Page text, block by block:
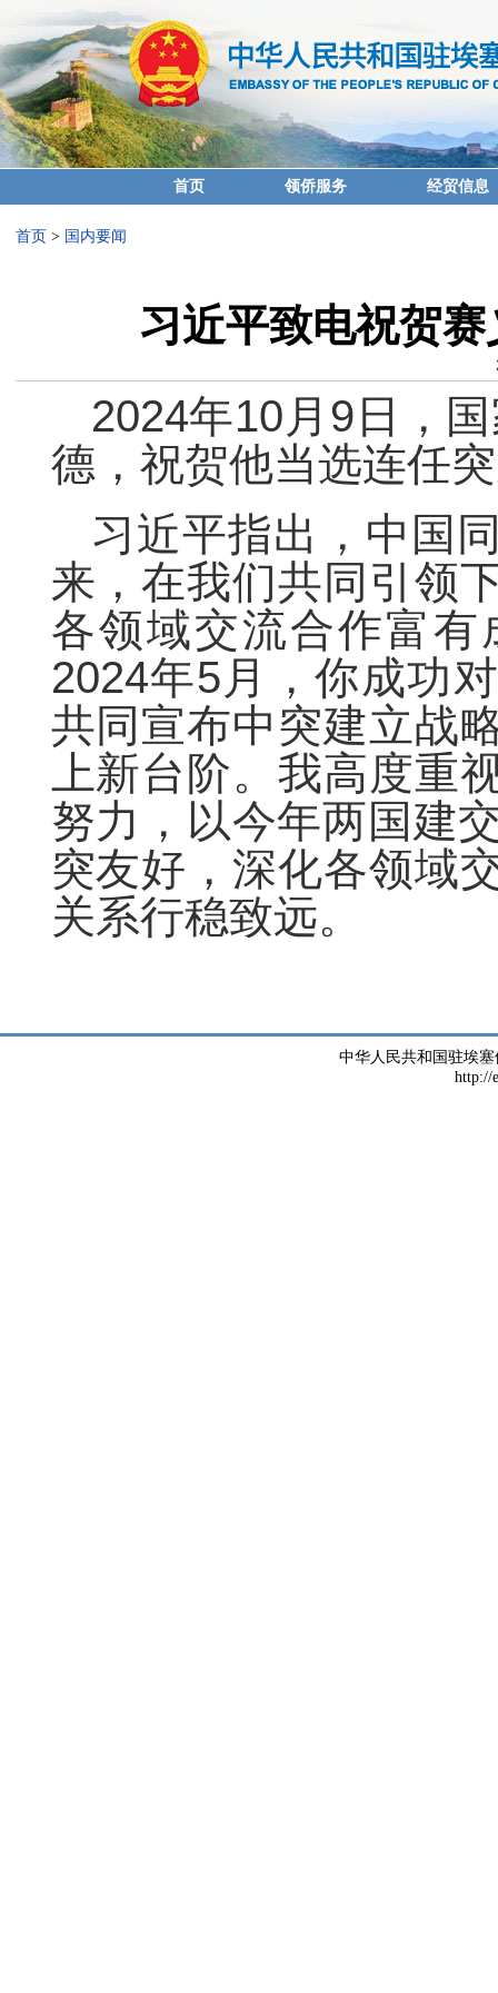
首页 领侨服务 经贸信息
首页 > 国内要闻
习近平致电祝贺
2024年10月9日，
德，祝贺他当选连任
习近平指出，中国
来，在我们共同引领
各领域交流合作富
2024年5月，你成功
共同宣布中突建立战
上新台阶。我高度重
努力，以今年两国建
突友好，深化各领域
关系行稳致远。
中华人民共和国驻埃
http://